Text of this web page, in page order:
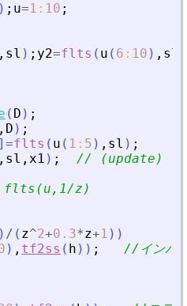
) ; u=1 : 10 ;
, sl ) ; y2=flts ( u ( 6 : 10 ) , sl
( D ) ;
, D ) ;
] =flts ( u ( 1 : 5 ) , sl ) ;
, sl , x1 ) ;
// (update)
flts(u,1/z)
) / ( z^2+0.3*z+1 ) )
) , tf2ss ( h ) ) ;
//インパ